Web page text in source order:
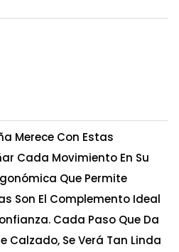
Merece Con Estas
Cada Movimiento En Su
Que Permite
Son El Complemento Ideal
Cada Paso Que Da
Calzado, Se Verá Tan Linda